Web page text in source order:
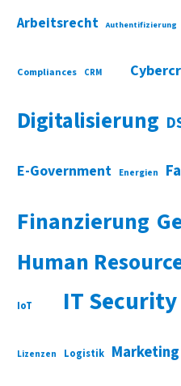
Arbeitsrecht Authentifizierung
Compliances CRM
Digitalisierung
E-Government Energien
Finanzierung
Human
IoT IT Security
Lizenzen Logistik Marketing